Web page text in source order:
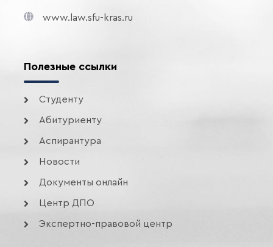
www.law.sfu-kras.ru
Полезные ссылки
Студенту
Абитуриенту
Аспирантура
Новости
Документы онлайн
Центр ДПО
Экспертно-правовой центр